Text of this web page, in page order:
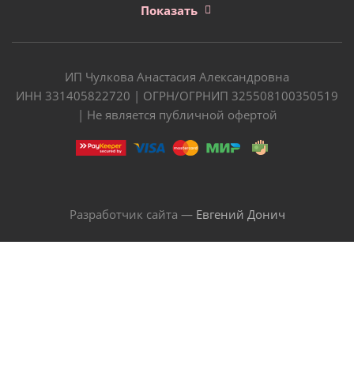
Показать
ИП Чулкова Анастасия Александровна
ИНН 331405822720 | ОГРН/ОГРНИП 325508100350519
| Не является публичной офертой
Разработчик сайта — Евгений Донич